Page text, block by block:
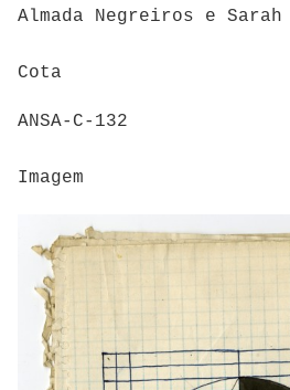
Almada Negreiros e
Cota
ANSA-C-132
Imagem